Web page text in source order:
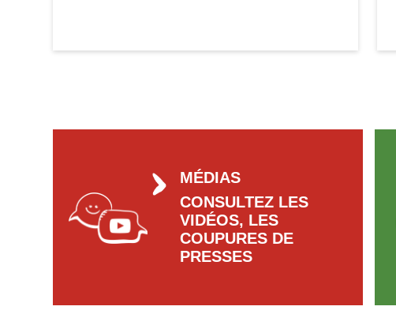
MÉDIAS
CONSULTEZ LES
VIDÉOS, LES
COUPURES DE
PRESSES